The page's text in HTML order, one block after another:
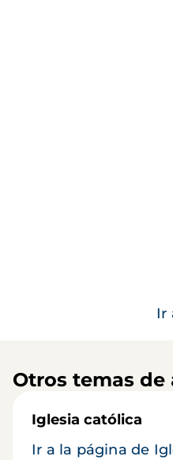
Ir
Otros temas de
Iglesia católica
Ir a la página de